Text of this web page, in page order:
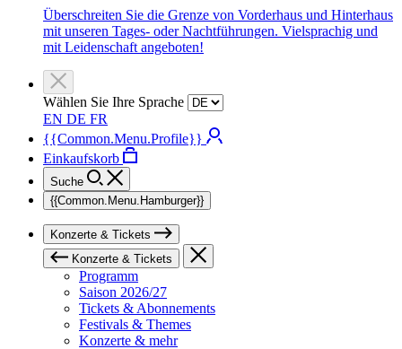
Überschreiten Sie die Grenze von Vorderhaus und Hinterhaus
mit unseren Tages- oder Nachtführungen. Vielsprachig und
mit Leidenschaft angeboten!
Wählen Sie Ihre Sprache
EN DE FR
{{Common.Menu.Profile}}
Einkaufskorb
Suche
{{Common.Menu.Hamburger}}
Konzerte & Tickets
Konzerte & Tickets
Programm
Saison 2026/27
Tickets & Abonnements
Festivals & Themes
Konzerte & mehr